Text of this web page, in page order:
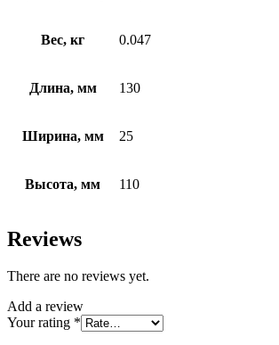
Вес, кг 0.047
Длина, мм 130
Ширина, мм 25
Высота, мм 110
Reviews
There are no reviews yet.
Add a review
Your rating *